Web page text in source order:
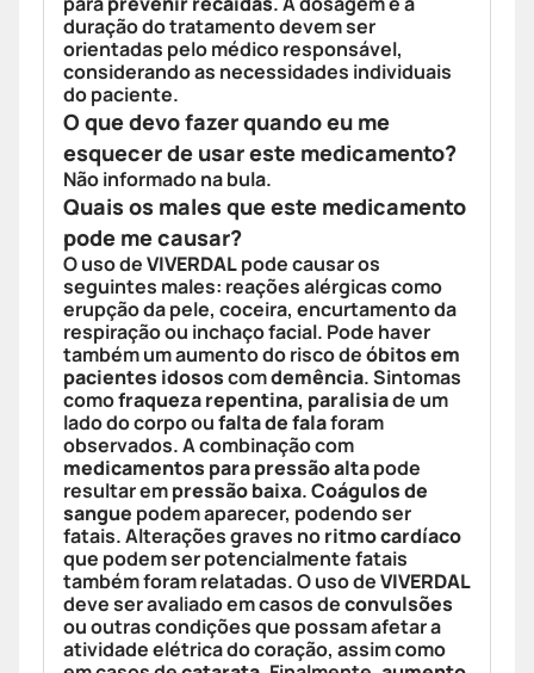
duração do tratamento devem ser
orientadas pelo médico responsável,
considerando as necessidades individuais
do paciente.
O que devo fazer quando eu me
esquecer de usar este medicamento?
Não informado na bula.
Quais os males que este medicamento
pode me causar?
O uso deVIVERDALpode causar os
seguintes males: reações alérgicas como
erupção da pele, coceira, encurtamento da
respiração ou inchaço facial. Pode haver
também um aumento do risco deóbitos em
pacientes idososcomdemência. Sintomas
comofraqueza repentina, paralisiade um
lado do corpo oufalta de falaforam
observados. A combinação com
medicamentos para pressão altapode
resultar empressão baixa.Coágulos de
sangue podem aparecer, podendo ser
fatais. Alterações graves noritmo cardíaco
que podem ser potencialmente fatais
também foram relatadas. O uso deVIVERDAL
deve ser avaliado em casos deconvulsões
ou outras condições que possam afetar a
atividade elétrica do coração, assim como